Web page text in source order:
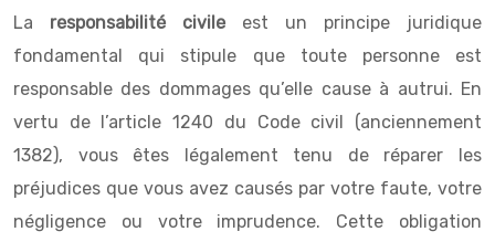
La responsabilité civile est un principe juridique
fondamental qui stipule que toute personne est
responsable des dommages qu’elle cause à autrui. En
vertu de l’article 1240 du Code civil (anciennement
1382), vous êtes légalement tenu de réparer les
préjudices que vous avez causés par votre faute, votre
négligence ou votre imprudence. Cette obligation